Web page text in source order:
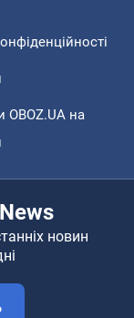
OBOZ.UA на
новин